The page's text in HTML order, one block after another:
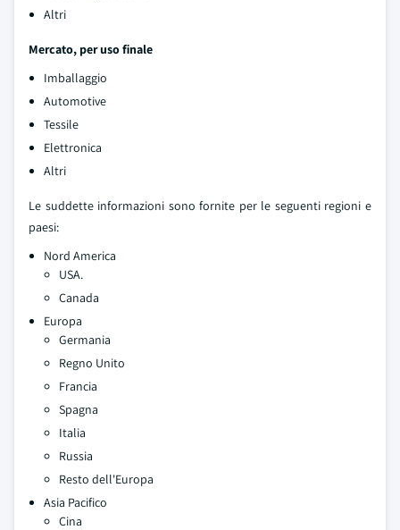
Altri
Mercato, per uso finale
Imballaggio
Automotive
Tessile
Elettronica
Altri
Le suddette informazioni sono fornite per le seguenti regioni e
paesi:
Nord America
USA.
Canada
Europa
Germania
Regno Unito
Francia
Spagna
Italia
Russia
Resto dell'Europa
Asia Pacifico
Cina